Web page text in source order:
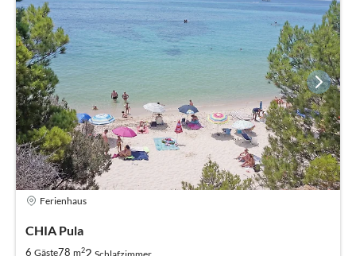
Ferienhaus
CHIA Pula
6 Gäste78 m22